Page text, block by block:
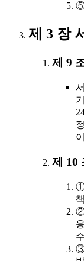
⑤
제 3 장
제 9
제 10
①
②
③